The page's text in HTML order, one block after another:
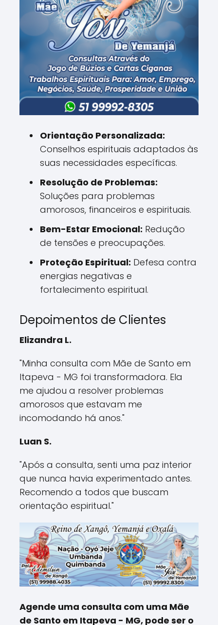
Orientação Personalizada:
Conselhos espirituais adaptados às
suas necessidades específicas.
Resolução de Problemas:
Soluções para problemas
amorosos, financeiros e espirituais.
Bem-Estar Emocional: Redução
de tensões e preocupações.
Proteção Espiritual: Defesa contra
energias negativas e
fortalecimento espiritual.
Depoimentos de Clientes
Elizandra L.
"Minha consulta com Mãe de Santo em
Itapeva - MG foi transformadora. Ela
me ajudou a resolver problemas
amorosos que estavam me
incomodando há anos."
Luan S.
"Após a consulta, senti uma paz interior
que nunca havia experimentado antes.
Recomendo a todos que buscam
orientação espiritual."
Agende uma consulta com uma Mãe
de Santo em Itapeva - MG, pode ser o